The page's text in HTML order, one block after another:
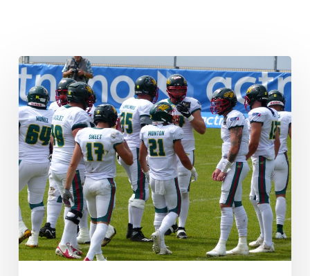
Stadionwechsel
der
Barcelona
Dragons